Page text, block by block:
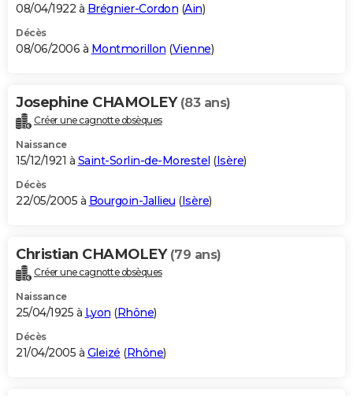
08/04/1922 à Brégnier-Cordon (Ain)
Décès
08/06/2006 à Montmorillon (Vienne)
Josephine CHAMOLEY (83 ans)
Créer une cagnotte obsèques
Naissance
15/12/1921 à Saint-Sorlin-de-Morestel (Isère)
Décès
22/05/2005 à Bourgoin-Jallieu (Isère)
Christian CHAMOLEY (79 ans)
Créer une cagnotte obsèques
Naissance
25/04/1925 à Lyon (Rhône)
Décès
21/04/2005 à Gleizé (Rhône)